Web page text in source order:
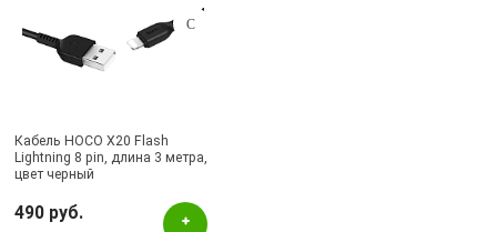
Октябрьский, пр-кт Ленина, 59/1 (ВЕРБА)
СКЛАД Бугульма, ул.Гафиатуллина, 45
Кабель HOCO X20 Flash
Lightning 8 pin, длина 3 метра,
цвет черный
490 руб.